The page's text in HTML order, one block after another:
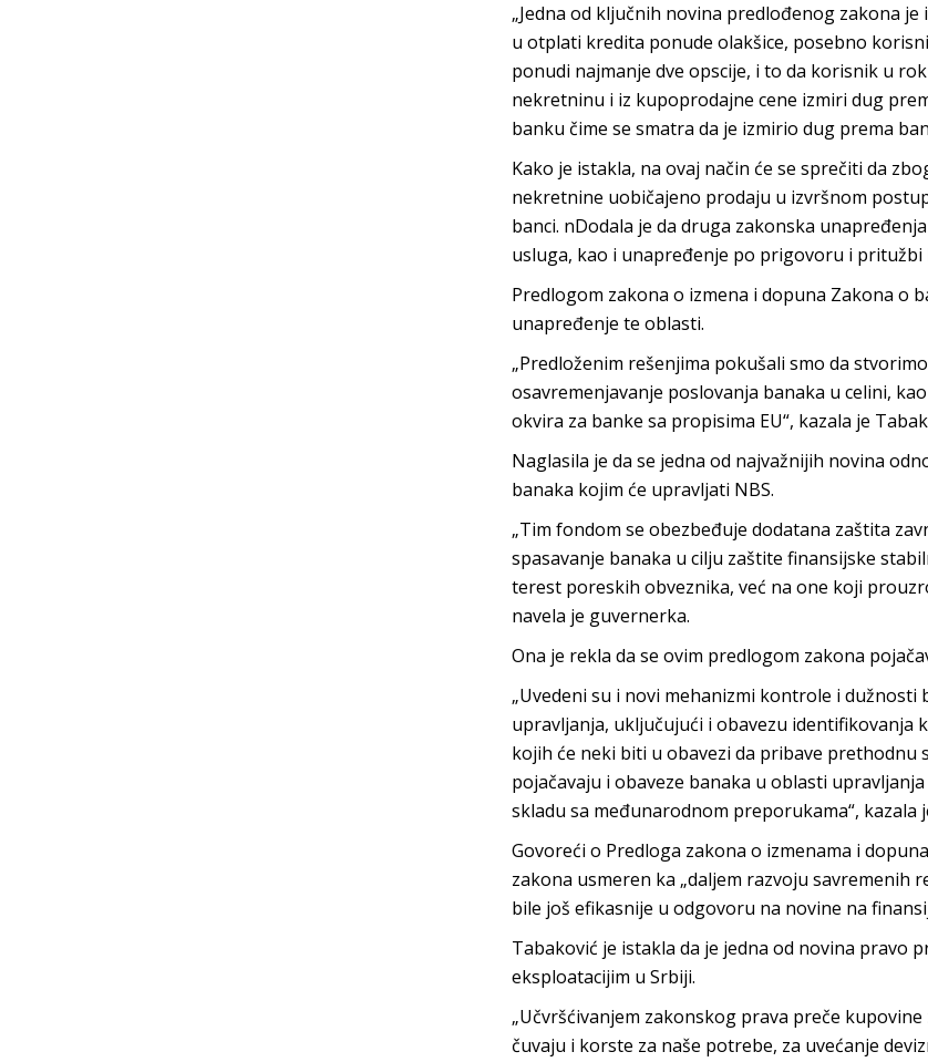
„Jedna od ključnih novina predlođenog zakona
u otplati kredita ponude olakšice, posebno
ponudi najmanje dve opscije, i to da korisnik u
nekretninu i iz kupoprodajne cene izmiri dug
banku čime se smatra da je izmirio dug prema
Kako je istakla, na ovaj način će se sprečiti da
nekretnine uobičajeno prodaju u izvršnom
banci. nDodala je da druga zakonska
usluga, kao i unapređenje po prigovoru i pritužbi
Predlogom zakona o izmena i dopuna Zakona o
unapređenje te oblasti.
„Predloženim rešenjima pokušali smo da
osavremenjavanje poslovanja banaka u celini,
okvira za banke sa propisima EU“, kazala je
Naglasila je da se jedna od najvažnijih novina
banaka kojim će upravljati NBS.
„Tim fondom se obezbeđuje dodatana zaštita
spasavanje banaka u cilju zaštite finansijske
terest poreskih obveznika, već na one koji
navela je guvernerka.
Ona je rekla da se ovim predlogom zakona
„Uvedeni su i novi mehanizmi kontrole i
upravljanja, uključujući i obavezu identifikovanja
kojih će neki biti u obavezi da pribave prethodnu
pojačavaju i obaveze banaka u oblasti
skladu sa međunarodnom preporukama“, kazala
Govoreći o Predloga zakona o izmenama i
zakona usmeren ka „daljem razvoju savremenih
bile još efikasnije u odgovoru na novine na
Tabaković je istakla da je jedna od novina pravo
eksploatacijim u Srbiji.
„Učvršćivanjem zakonskog prava preče
čuvaju i korste za naše potrebe, za uvećanje